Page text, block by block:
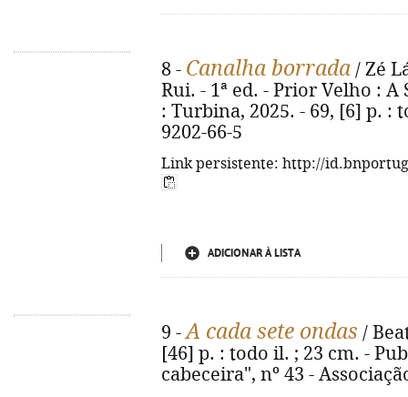
8 - Canalha borrada / Zé
Rui. - 1ª ed. - Prior Velho :
: Turbina, 2025. - 69, [6] p. :
9202-66-5
Link persistente: http://
ADICIONAR À LISTA
9 -A cada sete ondas /
[46] p. : todo il. ; 23 cm. -
cabeceira", nº 43 -